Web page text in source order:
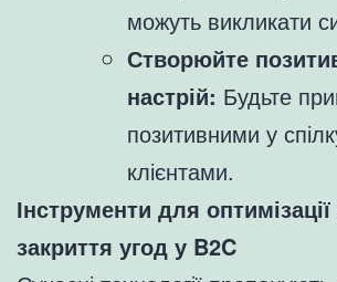
можуть викликати
Створюйте
настрій: Будьте
позитивними у
клієнтами.
Інструменти для
закриття угод у B2C